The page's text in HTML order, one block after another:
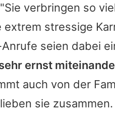
verbringen so
stressige
seien dabei
ernst
auch von der
sie zusammen.